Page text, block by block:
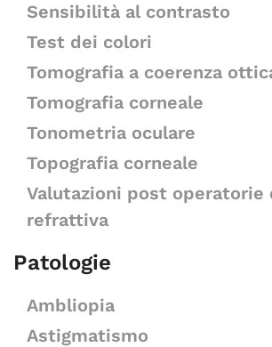
Sensibilità al contrasto
Test dei colori
Tomografia a coerenza
Tomografia corneale
Tonometria oculare
Topografia corneale
Valutazioni post operatorie
refrattiva
Patologie
Ambliopia
Astigmatismo